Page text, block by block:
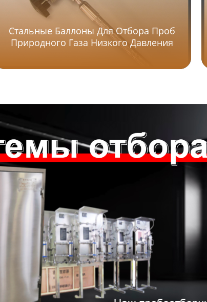
Стальные Баллоны Для Отбора Проб
Природного Газа Низкого Давления